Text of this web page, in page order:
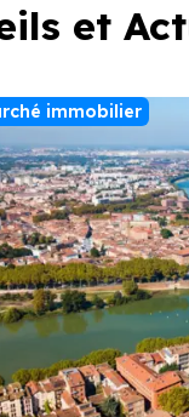
et
immobilier